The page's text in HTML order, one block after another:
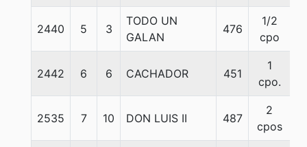
2440 5 3
TODO UN
GALAN
476
1/2
cpo
2442 6 6 CACHADOR 451
1
cpo.
2535 7 10 DON LUIS II 487
2
cpos